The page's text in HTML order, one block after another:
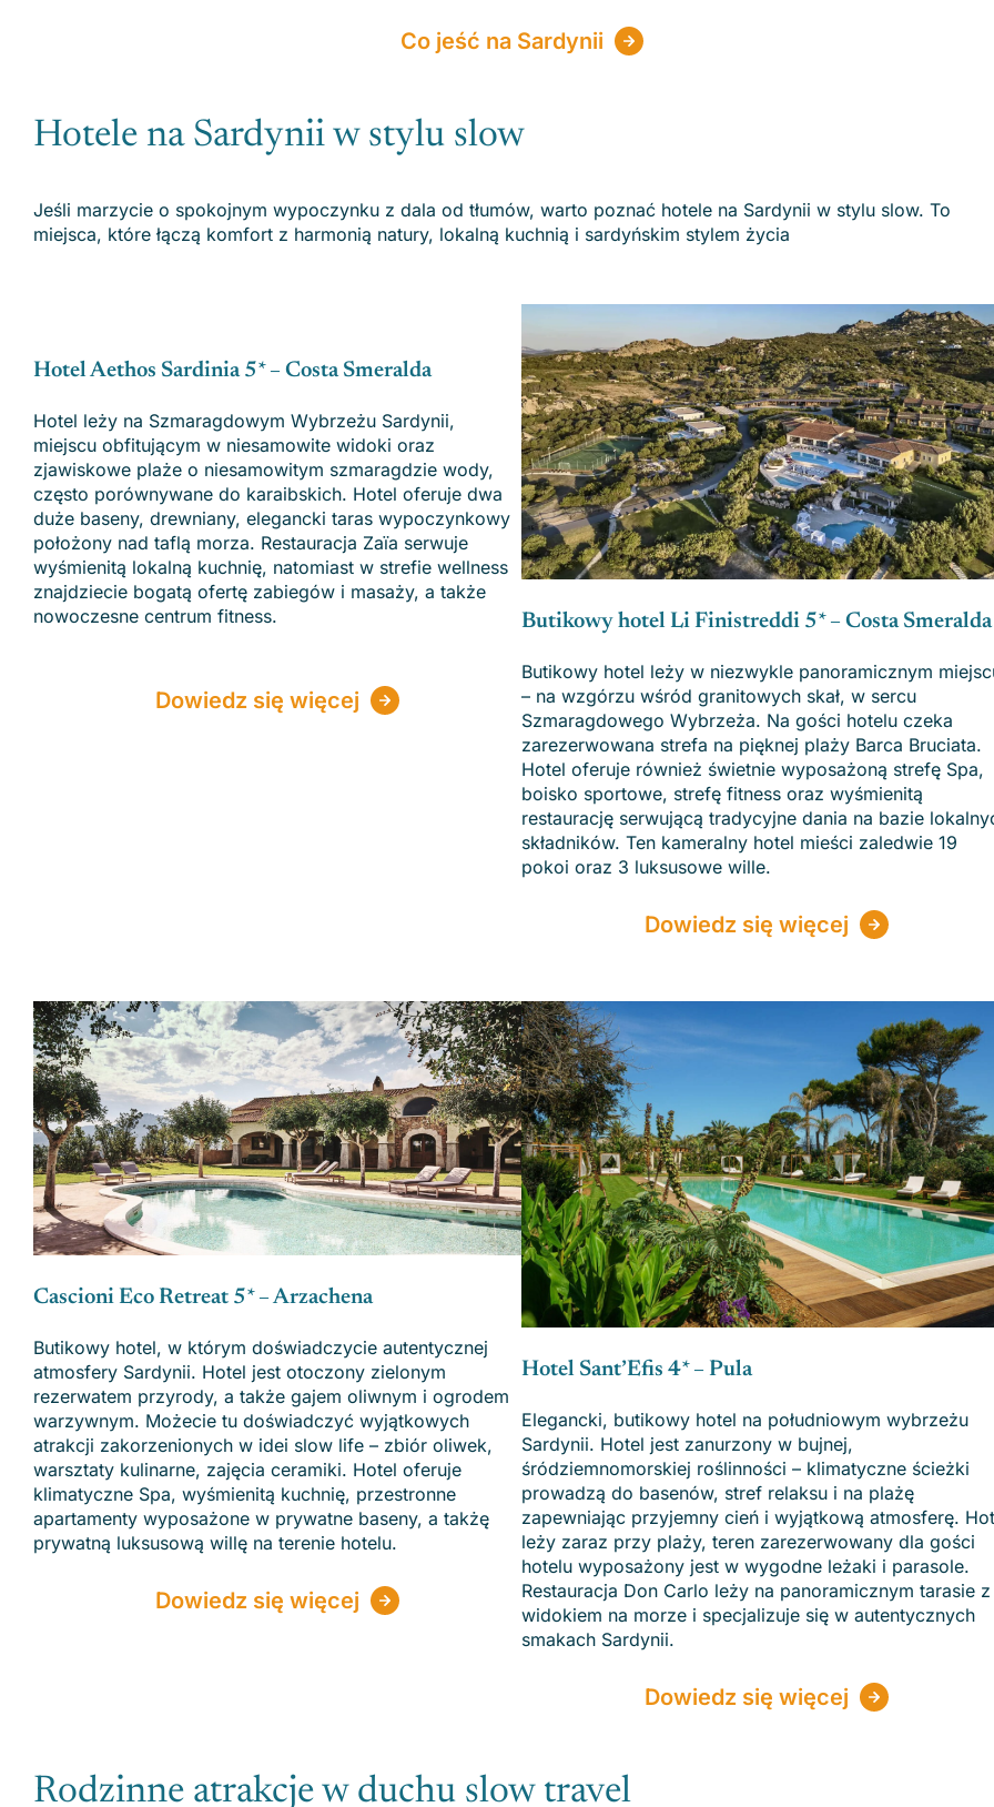
Co jeść na Sardynii
Hotele na Sardynii w stylu slow
Jeśli marzycie o spokojnym wypoczynku z dala od tłumów, warto poznać hotele na Sardynii w stylu slow. To
miejsca, które łączą komfort z harmonią natury, lokalną kuchnią i sardyńskim stylem życia
Hotel Aethos Sardinia 5* – Costa Smeralda
Hotel leży na Szmaragdowym Wybrzeżu Sardynii,
miejscu obfitującym w niesamowite widoki oraz
zjawiskowe plaże o niesamowitym szmaragdzie wody,
często porównywane do karaibskich. Hotel oferuje dwa
duże baseny, drewniany, elegancki taras wypoczynkowy
położony nad taflą morza. Restauracja Zaïa serwuje
wyśmienitą lokalną kuchnię, natomiast w strefie wellness
znajdziecie bogatą ofertę zabiegów i masaży, a także
nowoczesne centrum fitness.
Dowiedz się więcej
Butikowy hotel Li Finistreddi 5* – Costa
Butikowy hotel leży w niezwykle panoramicznym
– na wzgórzu wśród granitowych skał, w sercu
Szmaragdowego Wybrzeża. Na gości hotelu czeka
zarezerwowana strefa na pięknej plaży Barca Bruciata.
Hotel oferuje również świetnie wyposażoną strefę Spa,
boisko sportowe, strefę fitness oraz wyśmienitą
restaurację serwującą tradycyjne dania na bazie
składników. Ten kameralny hotel mieści zaledwie 19
pokoi oraz 3 luksusowe wille.
Dowiedz się więcej
Cascioni Eco Retreat 5* – Arzachena
Butikowy hotel, w którym doświadczycie autentycznej
atmosfery Sardynii. Hotel jest otoczony zielonym
rezerwatem przyrody, a także gajem oliwnym i ogrodem
warzywnym. Możecie tu doświadczyć wyjątkowych
atrakcji zakorzenionych w idei slow life – zbiór oliwek,
warsztaty kulinarne, zajęcia ceramiki. Hotel oferuje
klimatyczne Spa, wyśmienitą kuchnię, przestronne
apartamenty wyposażone w prywatne baseny, a takżę
prywatną luksusową willę na terenie hotelu.
Dowiedz się więcej
Hotel Sant’Efis 4* – Pula
Elegancki, butikowy hotel na południowym wybrzeżu
Sardynii. Hotel jest zanurzony w bujnej,
śródziemnomorskiej roślinności – klimatyczne ścieżki
prowadzą do basenów, stref relaksu i na plażę
zapewniając przyjemny cień i wyjątkową atmosferę.
leży zaraz przy plaży, teren zarezerwowany dla gości
hotelu wyposażony jest w wygodne leżaki i parasole.
Restauracja Don Carlo leży na panoramicznym tarasie z
widokiem na morze i specjalizuje się w autentycznych
smakach Sardynii.
Dowiedz się więcej
Rodzinne atrakcje w duchu slow travel